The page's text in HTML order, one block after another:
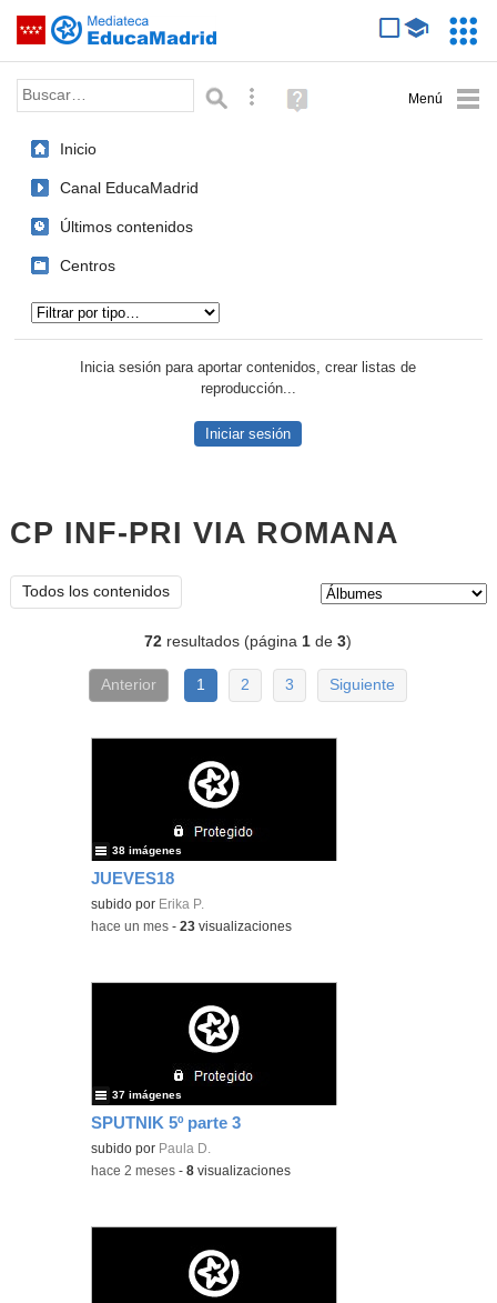
Saltar navegación
Palabra o frase: Búsqueda avanzada
Ayuda
(en
Inicio
Canal EducaMadrid
Últimos contenidos
Centros
Inicia sesión para aportar contenidos, crear listas de
reproducción...
Iniciar sesión
CP INF-PRI VIA ROMANA
Todos los contenidos
72 resultados (página1 de3)
Anterior 1 2 3 Siguiente
JUEVES18
subido por Erika P.
38 imágenes
-hace un mes -23 visualizaciones
SPUTNIK 5º parte 3
subido por Paula D.
37 imágenes
-hace 2 meses -8 visualizaciones